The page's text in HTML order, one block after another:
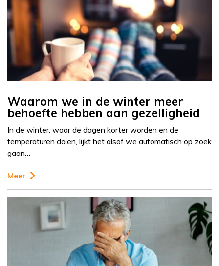
Waarom we in de winter meer
behoefte hebben aan gezelligheid
In de winter, waar de dagen korter worden en de
temperaturen dalen, lijkt het alsof we automatisch op zoek
gaan…
Meer